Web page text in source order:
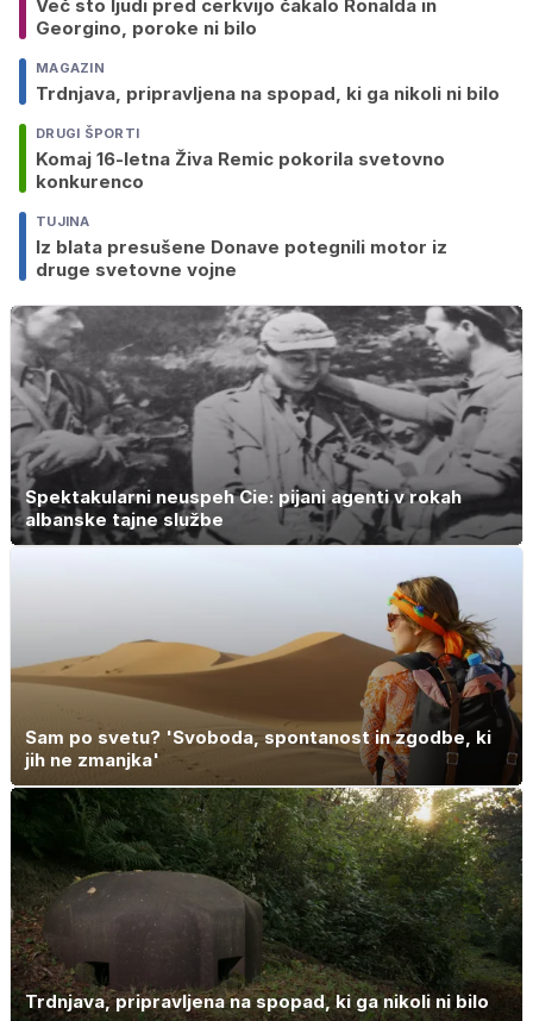
Več sto ljudi pred cerkvijo čakalo Ronalda in
Georgino, poroke ni bilo
MAGAZIN
Trdnjava, pripravljena na spopad, ki ga nikoli ni bilo
DRUGI ŠPORTI
Komaj 16-letna Živa Remic pokorila svetovno
konkurenco
TUJINA
Iz blata presušene Donave potegnili motor iz
druge svetovne vojne
Spektakularni neuspeh Cie: pijani agenti v rokah
albanske tajne službe
Sam po svetu? 'Svoboda, spontanost in zgodbe, ki
jih ne zmanjka'
Trdnjava, pripravljena na spopad, ki ga nikoli ni bilo